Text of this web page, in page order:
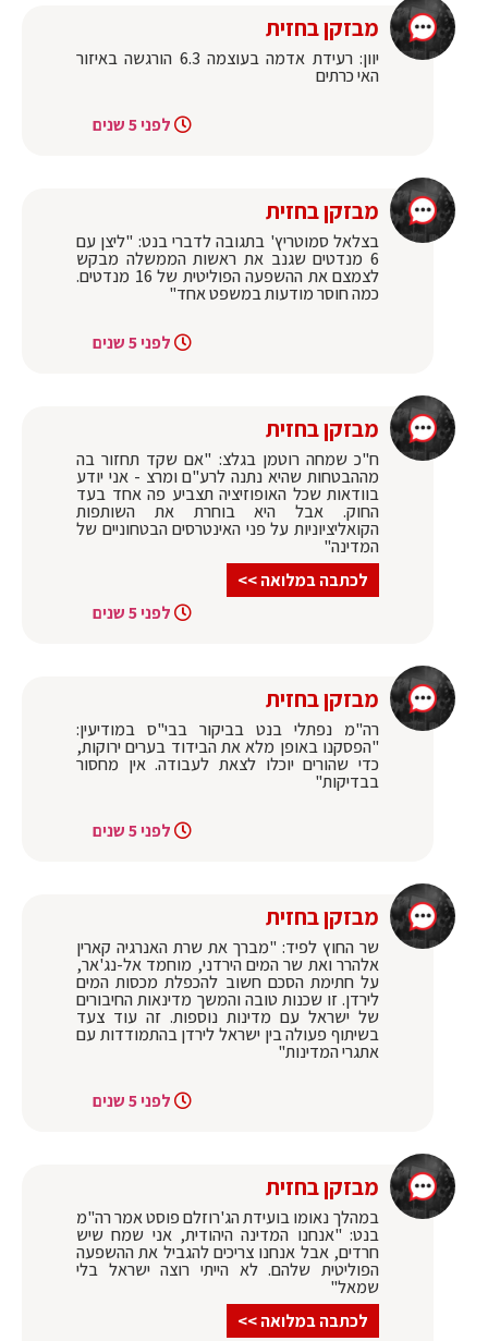
מבזקן בחזית
יוון: רעידת אדמה בעוצמה 6.3 הורגשה באיזור
האי כרתים
לפני 5 שנים
מבזקן בחזית
בצלאל סמוטריץ' בתגובה לדברי בנט: "ליצן עם
6 מנדטים שגנב את ראשות הממשלה מבקש
לצמצם את ההשפעה הפוליטית של 16 מנדטים.
כמה חוסר מודעות במשפט אחד"
לפני 5 שנים
מבזקן בחזית
ח"כ שמחה רוטמן בגלצ: "אם שקד תחזור בה
מההבטחות שהיא נתנה לרע"ם ומרצ - אני יודע
בוודאות שכל האופוזיציה תצביע פה אחד בעד
החוק. אבל היא בוחרת את השותפות
הקואליציוניות על פני האינטרסים הבטחוניים של
המדינה"
לכתבה במלואה >>
לפני 5 שנים
מבזקן בחזית
רה"מ נפתלי בנט בביקור בבי"ס במודיעין:
"הפסקנו באופן מלא את הבידוד בערים ירוקות,
כדי שהורים יוכלו לצאת לעבודה. אין מחסור
בבדיקות"
לפני 5 שנים
מבזקן בחזית
שר החוץ לפיד: "מברך את שרת האנרגיה קארין
אלהרר ואת שר המים הירדני, מוחמד אל-נג'אר,
על חתימת הסכם חשוב להכפלת מכסות המים
לירדן. זו שכנות טובה והמשך מדינאות החיבורים
של ישראל עם מדינות נוספות. זה עוד צעד
בשיתוף פעולה בין ישראל לירדן בהתמודדות עם
אתגרי המדינות"
לפני 5 שנים
מבזקן בחזית
במהלך נאומו בועידת הג'רוזלם פוסט אמר רה"מ
בנט: "אנחנו המדינה היהודית, אני שמח שיש
חרדים, אבל אנחנו צריכים להגביל את ההשפעה
הפוליטית שלהם. לא הייתי רוצה ישראל בלי
שמאל"
לכתבה במלואה >>